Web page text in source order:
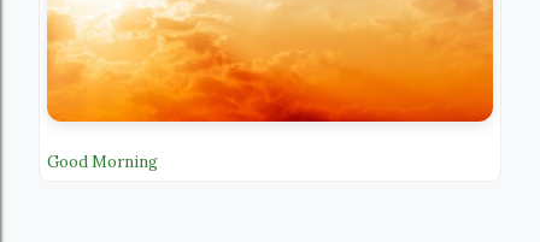
Good Morning